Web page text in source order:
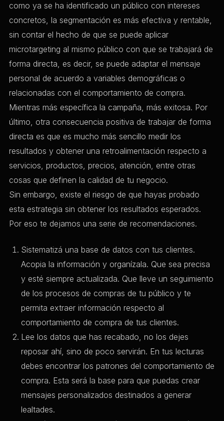
como ya se ha identificado un público con intereses
concretos, la segmentación es más efectiva y rentable,
sin contar el hecho de que se puede aplicar
microtargeting al mismo público con que se trabajará de
forma directa, es decir, se puede adaptar el mensaje
personal de acuerdo a variables demográficas o
relacionadas con el comportamiento de compra.
Mientras más específica la campaña, más exitosa. Por
último, otra consecuencia positiva de trabajar de forma
directa es que es mucho más sencillo medir los
resultados y obtener una retroalimentación respecto a
servicios, productos, precios, atención, entre otras
cosas que definen la calidad de tu negocio.
Sin embargo, existe el riesgo de que hayas probado
esta estrategia sin obtener los resultados esperados.
Por eso te dejamos una serie de recomendaciones.
Sistematizá una base de datos con tus clientes.
Acopia la información y organízala. Que sea precisa
y esté siempre actualizada. Que lleve un seguimiento
de los procesos de compras de tu público y te
permita extraer información respecto al
comportamiento de compra de tus clientes.
Lee los datos que has recabado, no los dejes
reposar ahí, sino de poco servirán. En tus lecturas
debes encontrar los patrones del comportamiento de
compra. Esta será la base para que puedas crear
mensajes personalizados destinados a generar
lealtades.